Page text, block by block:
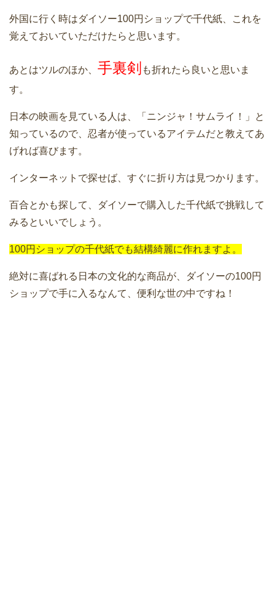
外国に行く時はダイソー100円ショップで千代紙、これを
覚えておいていただけたらと思います。
あとはツルのほか、 手裏剣 も折れたら良いと思いま
す。
日本の映画を見ている人は、「ニンジャ！サムライ！」と
知っているので、忍者が使っているアイテムだと教えてあ
げれば喜びます。
インターネットで探せば、すぐに折り方は見つかります。
百合とかも探して、ダイソーで購入した千代紙で挑戦して
みるといいでしょう。
100円ショップの千代紙でも結構綺麗に作れますよ。
絶対に喜ばれる日本の文化的な商品が、ダイソーの100円
ショップで手に入るなんて、便利な世の中ですね！